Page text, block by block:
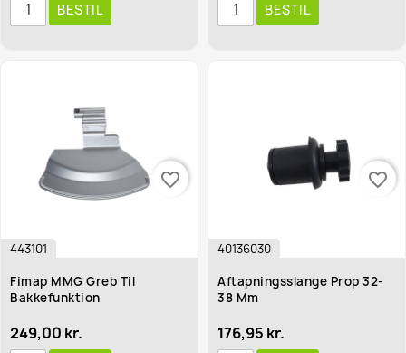
BESTIL BESTIL
443101
Fimap MMG Greb Til
Bakkefunktion
249,00 kr.
favorite_border
40136030
Aftapningsslange Prop 32-
38 Mm
176,95 kr.
favorite_border